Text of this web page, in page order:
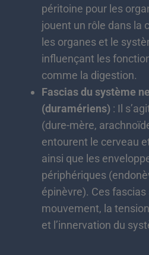
péritoine pour les
jouent un rôle dans la
les organes et le
influençant les
comme la digestion.
Fascias du système
(duramériens) : Il
(dure-mère,
entourent le cerveau
ainsi que les
périphériques
épinèvre). Ces
mouvement, la
et l’innervation du